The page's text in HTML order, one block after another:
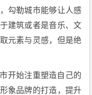
勾勒城市能够让人感
建筑或者是音乐、文
元素与灵感，但是绝
开始注重塑造自己的
象品牌的打造，提升